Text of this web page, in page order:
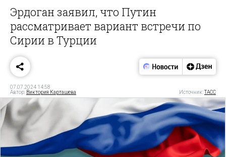
Эрдоган заявил, что Путин
рассматривает вариант встречи по
Сирии в Турции
07.07.2024 14:58
Автор: Виктория Карташева Источник:ТАСС